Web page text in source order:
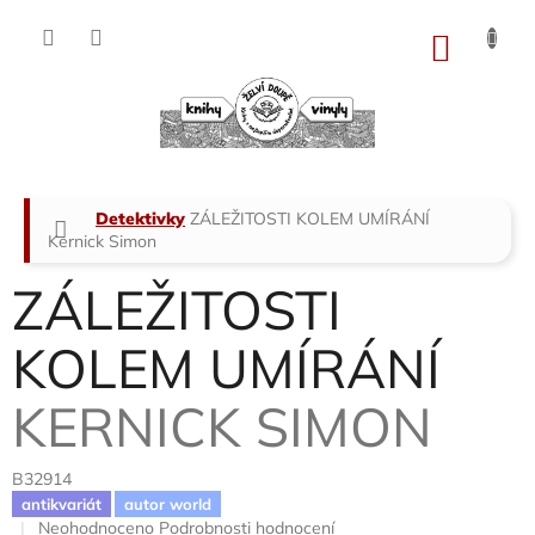
Domů
Detektivky ZÁLEŽITOSTI KOLEM UMÍRÁNÍ
Kernick Simon
ZÁLEŽITOSTI
KOLEM UMÍRÁNÍ
KERNICK SIMON
B32914
antikvariát autor world
Průměrné
Neohodnoceno Podrobnosti hodnocení